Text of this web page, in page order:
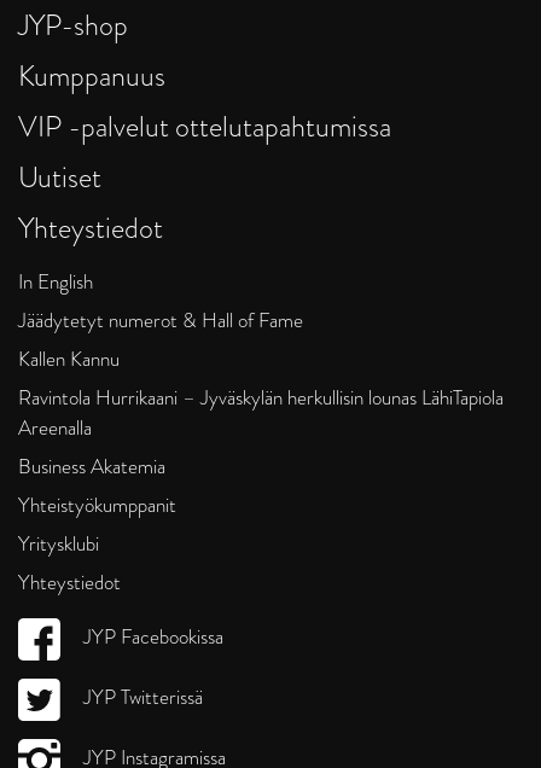
JYP-shop
Kumppanuus
VIP -palvelut ottelutapahtumissa
Uutiset
Yhteystiedot
In English
Jäädytetyt numerot & Hall of Fame
Kallen Kannu
Ravintola Hurrikaani – Jyväskylän herkullisin lounas LähiTapiola
Areenalla
Business Akatemia
Yhteistyökumppanit
Yritysklubi
Yhteystiedot
JYP Facebookissa
JYP Twitterissä
JYP Instagramissa